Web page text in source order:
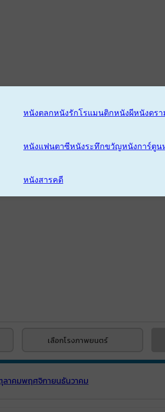
หนังตลกหนังรักโรแมนติกหนังผีหนังดรา
หนังแฟนตาซีหนังระทึกขวัญหนังการ์ตูน
หนังสารคดี
เลือกโรงภาพยนตร์
ลาคมพฤศจิกายนธันวาคม